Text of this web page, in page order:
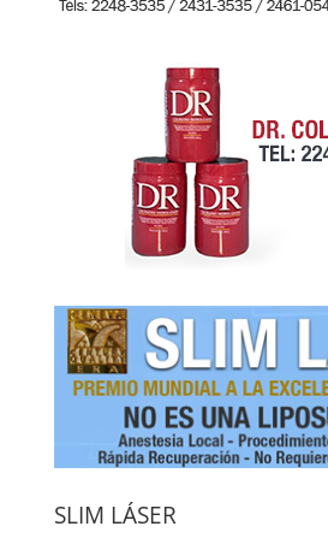
SLIM LÁSER